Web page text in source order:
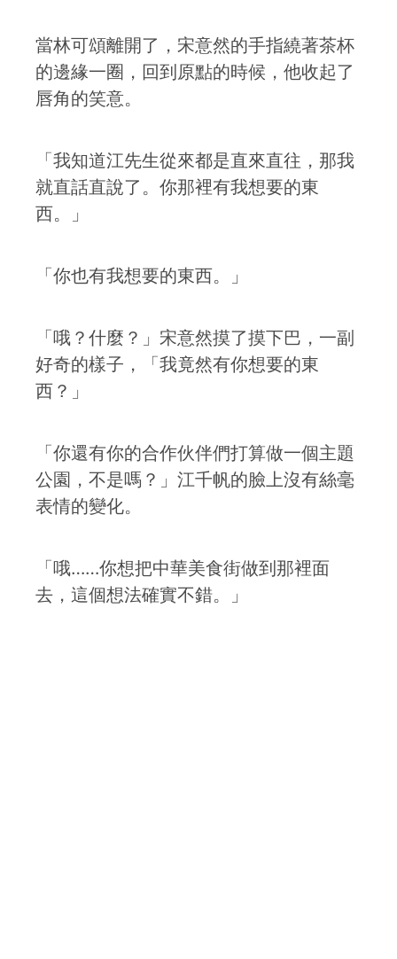
當林可頌離開了，宋意然的手指繞著茶杯
的邊緣一圈，回到原點的時候，他收起了
唇角的笑意。
「我知道江先生從來都是直來直往，那我
就直話直說了。你那裡有我想要的東
西。」
「你也有我想要的東西。」
「哦？什麼？」宋意然摸了摸下巴，一副
好奇的樣子，「我竟然有你想要的東
西？」
「你還有你的合作伙伴們打算做一個主題
公園，不是嗎？」江千帆的臉上沒有絲毫
表情的變化。
「哦……你想把中華美食街做到那裡面
去，這個想法確實不錯。」